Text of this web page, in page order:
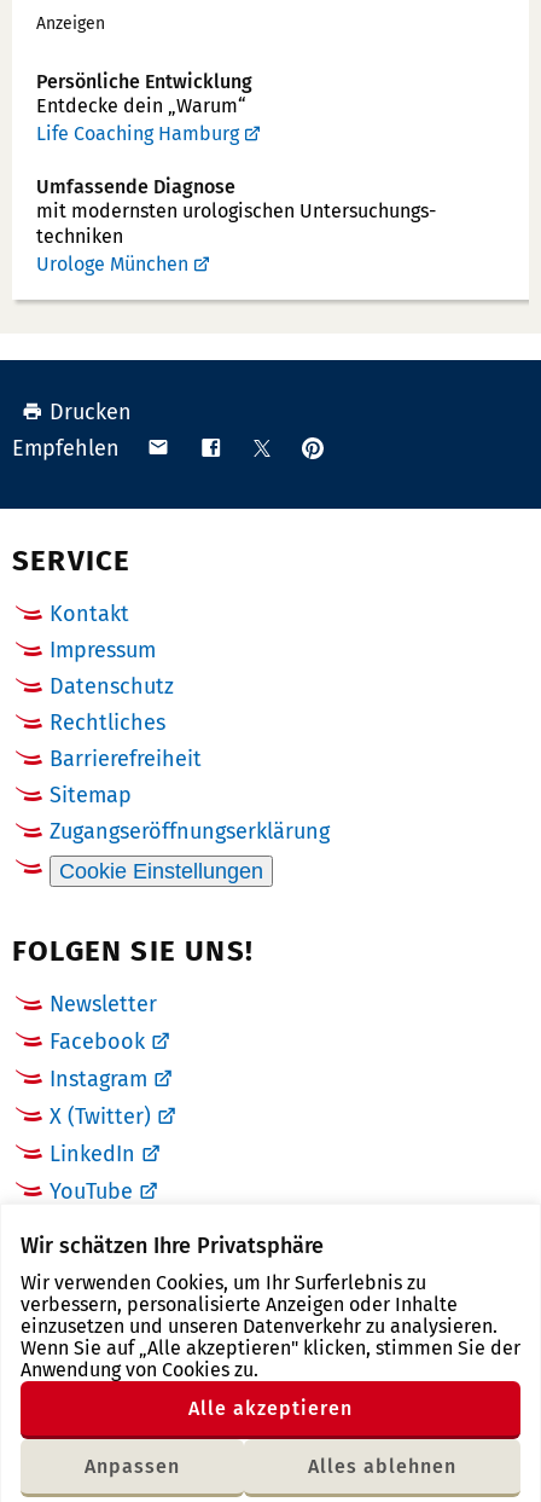
Wir schätzen Ihre Privatsphäre
Wir verwenden Cookies, um Ihr Surferlebnis zu
verbessern, personalisierte Anzeigen oder Inhalte
einzusetzen und unseren Datenverkehr zu analysieren.
Wenn Sie auf „Alle akzeptieren" klicken, stimmen Sie der
Anwendung von Cookies zu.
Anpassen Alles ablehnen
Alle akzeptieren
n
u
m
e
r:
Anzeigen
Persönliche Entwicklung
Entdecke dein „Warum“
Life Coaching Hamburg
Umfassende Diagnose
mit modernsten uro­logischen Unter­suchungs­
techniken
Urologe München
Drucken
Empfehlen
Teilen Teilen TeilenAnpinnen
SERVICE
Kontakt
Impressum
Datenschutz
Rechtliches
Barrierefreiheit
Sitemap
Zugangseröffnungserklärung
Cookie Einstellungen
FOLGEN SIE UNS!
Newsletter
Facebook
Instagram
X (Twitter)
LinkedIn
YouTube
LINKS
Landkreis Zwickau
Tourismusregion Zwickau
Freistaat Sachsen
Region Zwickau